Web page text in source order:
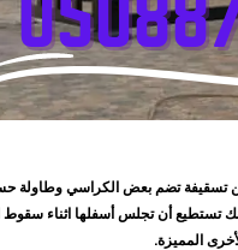
تسقيفة تضم بعض الكراسي وطاولة
أن تجلس أسفلها اثناء سقوط
المميزة.